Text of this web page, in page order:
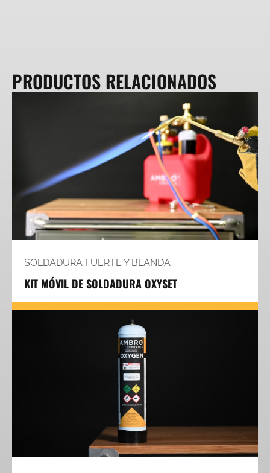
PRODUCTOS RELACIONADOS
SOLDADURA FUERTE Y BLANDA
KIT MÓVIL DE SOLDADURA OXYSET